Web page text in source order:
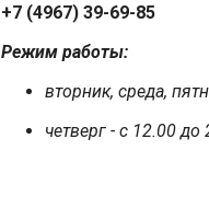
+7 (4967) 39-69-85
Режим работы:
вторник, среда,
четверг - с 12.00 до